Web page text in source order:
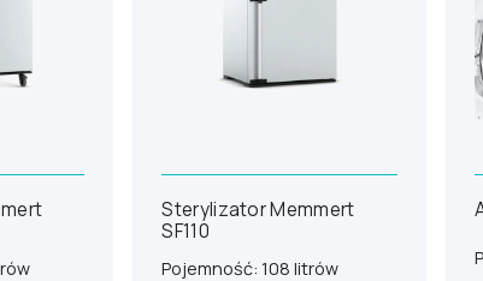
Sterylizator Memmert
SF110
Pojemność: 108 litrów